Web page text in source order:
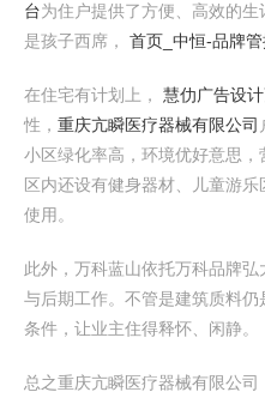
台为住户提供了方便、高效的
是孩子西席， 首页_中恒-品牌
在住宅有计划上， 慧仂广告设计
性， 重庆亢瞬医疗器械有限公司
小区绿化率高，环境优好意思
区内还设有健身器材、儿童游
使用。
此外，万科蓝山依托万科品牌
与后期工作。不管是建筑质料
条件，让业主住得释怀、闲静。
总之重庆亢瞬医疗器械有限公